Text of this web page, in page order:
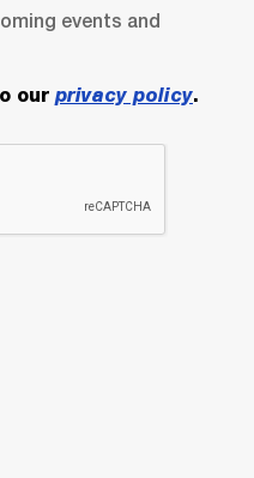
events and
our privacy policy.